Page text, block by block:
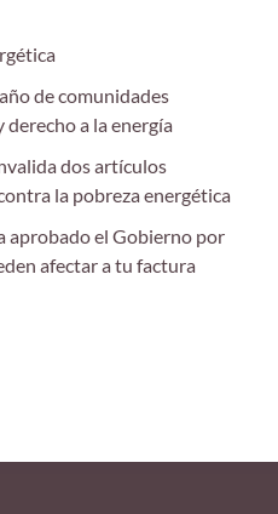
de comunidades
derecho a la energía
dos artículos
la pobreza energética
aprobado el Gobierno por
afectar a tu factura